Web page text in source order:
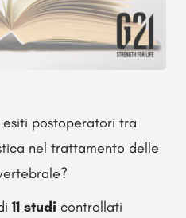
postoperatori tra
nel trattamento delle
11 studi controllati